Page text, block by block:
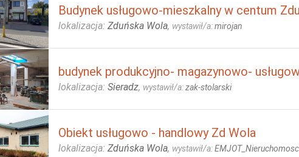
Budynek usługowo-mieszkalny w centum
lokalizacja: Zduńska Wola, wystawił/a:mirojan
budynek produkcyjno- magazynowo-
lokalizacja: Sieradz, wystawił/a:zak-stolarski
Obiekt usługowo - handlowy Zd Wola
lokalizacja: Zduńska Wola, wystawił/a: